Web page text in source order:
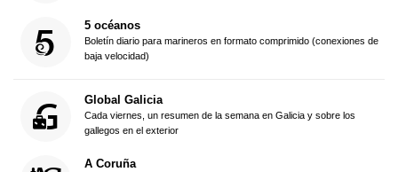
5 océanos
Boletín diario para marineros en formato comprimido (conexiones de
baja velocidad)
Global Galicia
Cada viernes, un resumen de la semana en Galicia y sobre los
gallegos en el exterior
A Coruña